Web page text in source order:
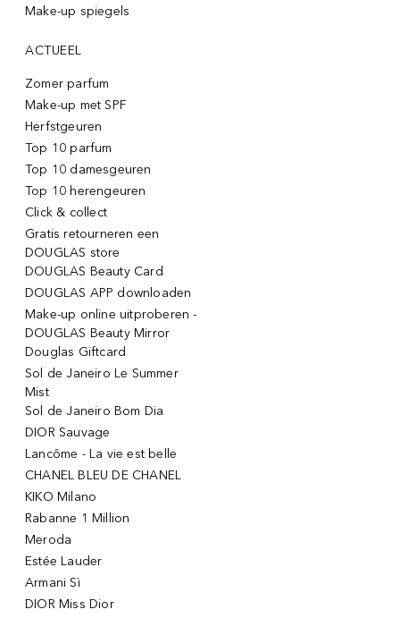
Make-up spiegels
ACTUEEL
Zomer parfum
Make-up met SPF
Herfstgeuren
Top 10 parfum
Top 10 damesgeuren
Top 10 herengeuren
Click & collect
Gratis retourneren een
DOUGLAS store
DOUGLAS Beauty Card
DOUGLAS APP downloaden
Make-up online uitproberen -
DOUGLAS Beauty Mirror
Douglas Giftcard
Sol de Janeiro Le Summer
Mist
Sol de Janeiro Bom Dia
DIOR Sauvage
Lancôme - La vie est belle
CHANEL BLEU DE CHANEL
KIKO Milano
Rabanne 1 Million
Meroda
Estée Lauder
Armani Sì
DIOR Miss Dior